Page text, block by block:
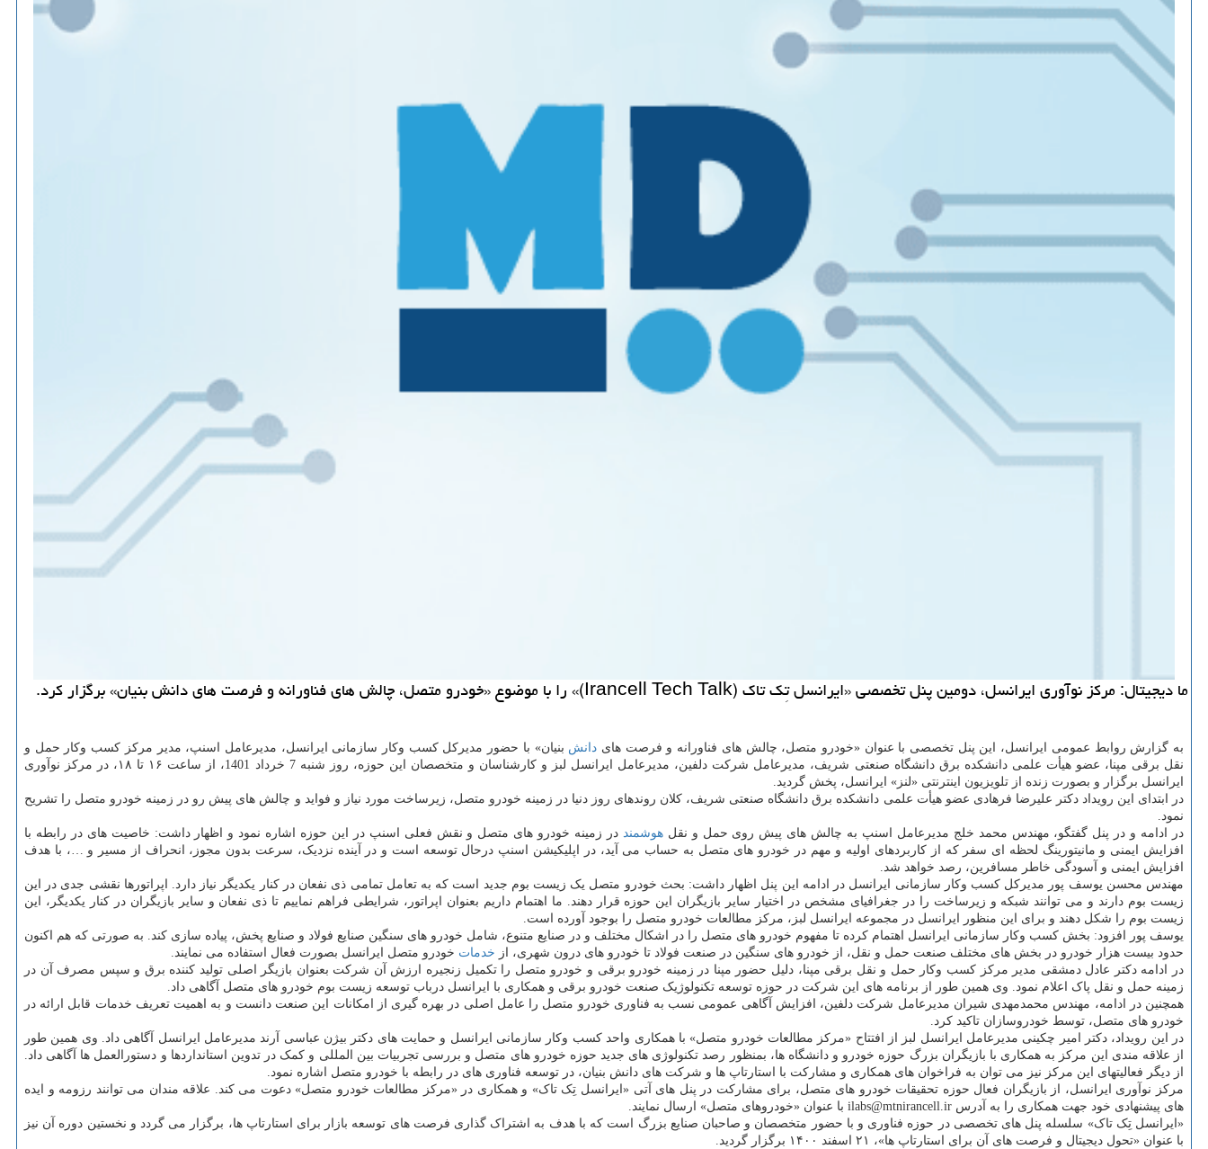
ما دیجیتال: مرکز نوآوری ایرانسل، دومین پنل تخصصی «ایرانسل تِک تاک (Irancell Tech Talk)» را با موضوع «خودرو متصل، چالش های فناورانه و فرصت های دانش بنیان» برگزار کرد.
به گزارش روابط عمومی ایرانسل، این پنل تخصصی با عنوان «خودرو متصل، چالش های فناورانه و فرصت های دانش بنیان» با حضور مدیرکل کسب وکار سازمانی ایرانسل، مدیرعامل اسنپ، مدیر مرکز کسب وکار حمل و
نقل برقی مپنا، عضو هیأت علمی دانشکده برق دانشگاه صنعتی شریف، مدیرعامل شرکت دلفین، مدیرعامل ایرانسل لبز و کارشناسان و متخصصان این حوزه، روز شنبه 7 خرداد 1401، از ساعت ۱۶ تا ۱۸، در مرکز نوآوری
ایرانسل برگزار و بصورت زنده از تلویزیون اینترنتی «لنز» ایرانسل، پخش گردید.
در ابتدای این رویداد دکتر علیرضا فرهادی عضو هیأت علمی دانشکده برق دانشگاه صنعتی شریف، کلان روندهای روز دنیا در زمینه خودرو متصل، زیرساخت مورد نیاز و فواید و چالش های پیش رو در زمینه خودرو متصل را تشریح
نمود.
در ادامه و در پنل گفتگو، مهندس محمد خلج مدیرعامل اسنپ به چالش های پیش روی حمل و نقلهوشمند در زمینه خودرو های متصل و نقش فعلی اسنپ در این حوزه اشاره نمود و اظهار داشت: خاصیت های در رابطه با
افزایش ایمنی و مانیتورینگ لحظه ای سفر که از کاربردهای اولیه و مهم در خودرو های متصل به حساب می آید، در اپلیکیشن اسنپ درحال توسعه است و در آینده نزدیک، سرعت بدون مجوز، انحراف از مسیر و …، با هدف
افزایش ایمنی و آسودگی خاطر مسافرین، رصد خواهد شد.
مهندس محسن یوسف پور مدیرکل کسب وکار سازمانی ایرانسل در ادامه این پنل اظهار داشت: بحث خودرو متصل یک زیست بوم جدید است که به تعامل تمامی ذی نفعان در کنار یکدیگر نیاز دارد. اپراتورها نقشی جدی در این
زیست بوم دارند و می توانند شبکه و زیرساخت را در جغرافیای مشخص در اختیار سایر بازیگران این حوزه قرار دهند. ما اهتمام داریم بعنوان اپراتور، شرایطی فراهم نماییم تا ذی نفعان و سایر بازیگران در کنار یکدیگر، این
زیست بوم را شکل دهند و برای این منظور ایرانسل در مجموعه ایرانسل لبز، مرکز مطالعات خودرو متصل را بوجود آورده است.
یوسف پور افزود: بخش کسب وکار سازمانی ایرانسل اهتمام کرده تا مفهوم خودرو های متصل را در اشکال مختلف و در صنایع متنوع، شامل خودرو های سنگین صنایع فولاد و صنایع پخش، پیاده سازی کند. به صورتی که هم اکنون
حدود بیست هزار خودرو در بخش های مختلف صنعت حمل و نقل، از خودرو های سنگین در صنعت فولاد تا خودرو های درون شهری، از خدمات خودرو متصل ایرانسل بصورت فعال استفاده می نمایند.
در ادامه دکتر عادل دمشقی مدیر مرکز کسب وکار حمل و نقل برقی مپنا، دلیل حضور مپنا در زمینه خودرو برقی و خودرو متصل را تکمیل زنجیره ارزش آن شرکت بعنوان بازیگر اصلی تولید کننده برق و سپس مصرف آن در
زمینه حمل و نقل پاک اعلام نمود. وی همین طور از برنامه های این شرکت در حوزه توسعه تکنولوژیک صنعت خودرو برقی و همکاری با ایرانسل درباب توسعه زیست بوم خودرو های متصل آگاهی داد.
همچنین در ادامه، مهندس محمدمهدی شیران مدیرعامل شرکت دلفین، افزایش آگاهی عمومی نسب به فناوری خودرو متصل را عامل اصلی در بهره گیری از امکانات این صنعت دانست و به اهمیت تعریف خدمات قابل ارائه در
خودرو های متصل، توسط خودروسازان تاکید کرد.
در این رویداد، دکتر امیر چکینی مدیرعامل ایرانسل لبز از افتتاح «مرکز مطالعات خودرو متصل» با همکاری واحد کسب وکار سازمانی ایرانسل و حمایت های دکتر بیژن عباسی آرند مدیرعامل ایرانسل آگاهی داد. وی همین طور
از علاقه مندی این مرکز به همکاری با بازیگران بزرگ حوزه خودرو و دانشگاه ها، بمنظور رصد تکنولوژی های جدید حوزه خودرو های متصل و بررسی تجربیات بین المللی و کمک در تدوین استانداردها و دستورالعمل ها آگاهی داد.
از دیگر فعالیتهای این مرکز نیز می توان به فراخوان های همکاری و مشارکت با استارتاپ ها و شرکت های دانش بنیان، در توسعه فناوری های در رابطه با خودرو متصل اشاره نمود.
مرکز نوآوری ایرانسل، از بازیگران فعال حوزه تحقیقات خودرو های متصل، برای مشارکت در پنل های آتی «ایرانسل تِک تاک» و همکاری در «مرکز مطالعات خودرو متصل» دعوت می کند. علاقه مندان می توانند رزومه و ایده
های پیشنهادی خود جهت همکاری را به آدرس ilabs@mtnirancell.ir با عنوان «خودروهای متصل» ارسال نمایند.
«ایرانسل تِک تاک» سلسله پنل های تخصصی در حوزه فناوری و با حضور متخصصان و صاحبان صنایع بزرگ است که با هدف به اشتراک گذاری فرصت های توسعه بازار برای استارتاپ ها، برگزار می گردد و نخستین دوره آن نیز
با عنوان «تحول دیجیتال و فرصت های آن برای استارتاپ ها»، ۲۱ اسفند ۱۴۰۰ برگزار گردید.